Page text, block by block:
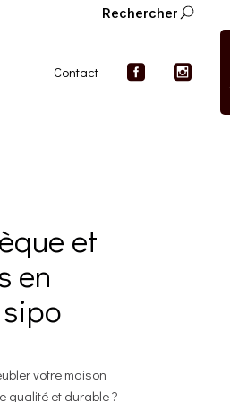
Rechercher
Contact
et
en
votre maison
qualité et durable ?